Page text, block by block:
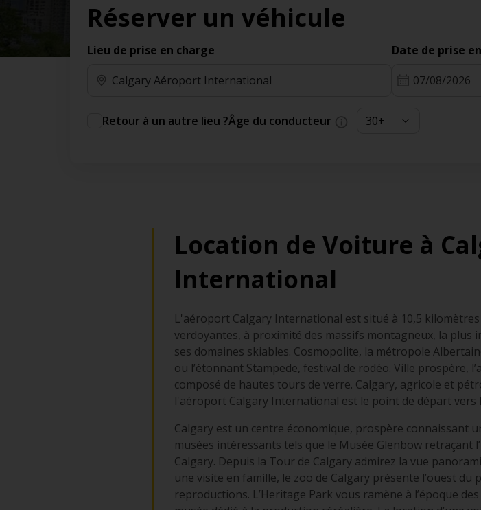
des jours gratuits.*
Ajout gratuit du partenaire comme conducteur
additionnel
supplémentaires.
Réserver un véhicule
Lieu de prise en charge Date de prise
07/08/2026
Retour à un autre lieu ?Âge du conducteur
Location de Voiture à
International
L'aéroport Calgary International est situé à 10,5
verdoyantes, à proximité des massifs montagneux, la
ses domaines skiables. Cosmopolite, la métropole
ou l’étonnant Stampede, festival de rodéo. Ville prospère,
composé de hautes tours de verre. Calgary, agricole et
l'aéroport Calgary International est le point de départ vers
Calgary est un centre économique, prospère connaissant
musées intéressants tels que le Musée Glenbow retraçant
Calgary. Depuis la Tour de Calgary admirez la vue
une visite en famille, le zoo de Calgary présente l’ouest
reproductions. L’Heritage Park vous ramène à l’époque